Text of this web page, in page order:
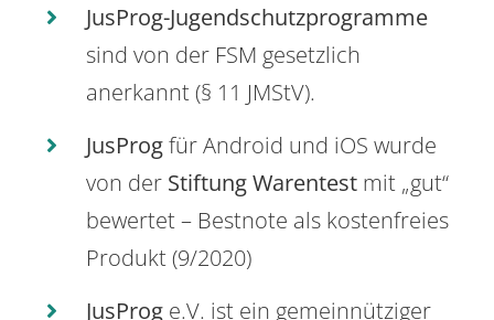
JusProg-Jugendschutzprogramme
sind von der FSM gesetzlich
anerkannt (§ 11 JMStV).
JusProgfür Android und iOS wurde
von der Stiftung Warentest mit „gut“
bewertet – Bestnote als kostenfreies
Produkt (9/2020)
JusProg e.V. ist ein gemeinnütziger